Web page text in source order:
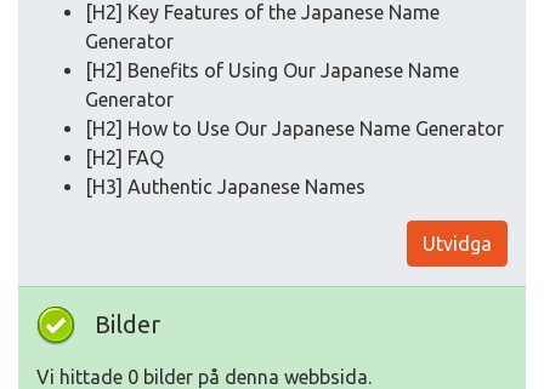
[H2] Key Features of the Japanese Name
Generator
[H2] Benefits of Using Our Japanese Name
Generator
[H2] How to Use Our Japanese Name Generator
[H2] FAQ
[H3] Authentic Japanese Names
Utvidga
Bilder
Vi hittade 0 bilder på denna webbsida.